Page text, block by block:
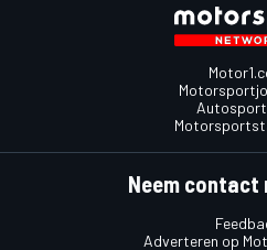
Neem contact
Adverteren op